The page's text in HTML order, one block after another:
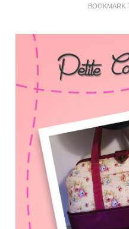
BOOKMARK